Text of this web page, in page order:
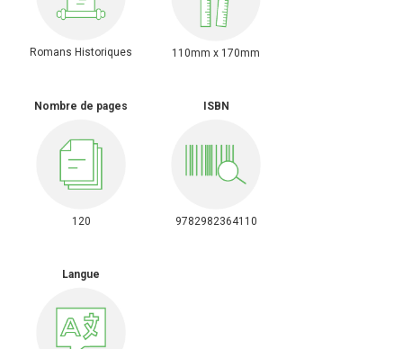
Romans Historiques 110mm x 170mm
Nombre de pages
120
ISBN
9782982364110
Langue